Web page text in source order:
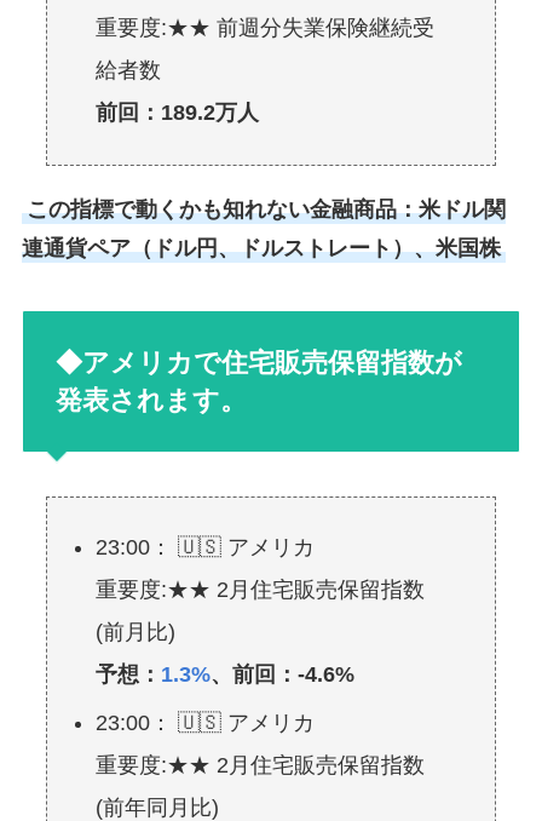
重要度:★★ 前週分失業保険継続受
給者数
前回：189.2万人
この指標で動くかも知れない金融商品：米ドル関
連通貨ペア（ドル円、ドルストレート）、米国株
◆アメリカで住宅販売保留指数が
発表されます。
23:00： 🇺🇸 アメリカ
重要度:★★ 2月住宅販売保留指数
(前月比)
予想： 1.3%、前回：-4.6%
23:00： 🇺🇸 アメリカ
重要度:★★ 2月住宅販売保留指数
(前年同月比)